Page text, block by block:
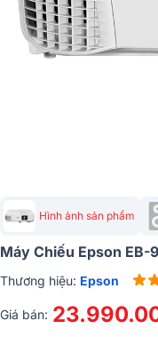
Hình ảnh sản phẩm
Máy Chiếu Epson EB-
Thương hiệu: Epson
Giá bán: